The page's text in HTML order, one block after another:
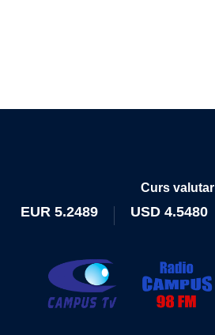
Curs valutar
EUR 5.2489 USD 4.5480